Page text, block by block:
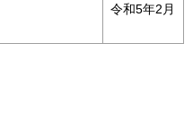
令和5年2月